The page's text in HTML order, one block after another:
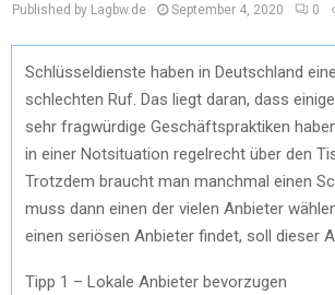
Published by Lagbw.de September 4, 2020 0
Schlüsseldienste haben in Deutschland
schlechten Ruf. Das liegt daran, dass
sehr fragwürdige Geschäftspraktiken
in einer Notsituation regelrecht über den
Trotzdem braucht man manchmal einen
muss dann einen der vielen Anbieter
einen seriösen Anbieter findet, soll dieser
Tipp 1 – Lokale Anbieter bevorzugen